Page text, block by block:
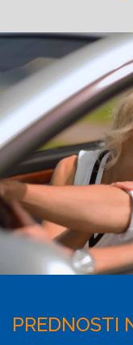
PREDNOSTI